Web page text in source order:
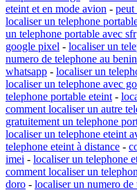
eteint et en mode avion - peut
localiser un telephone
un telephone portable avec sfr
google pixel - localiser un
numero de telephone au benin
whatsapp - localiser un
localiser un telephone avec
telephone portable eteint -
comment localiser un autre
gratuitement un telephone
localiser un telephone eteint
telephone eteint à distance -
imei - localiser un telephone
comment localiser un
doro - localiser un numero